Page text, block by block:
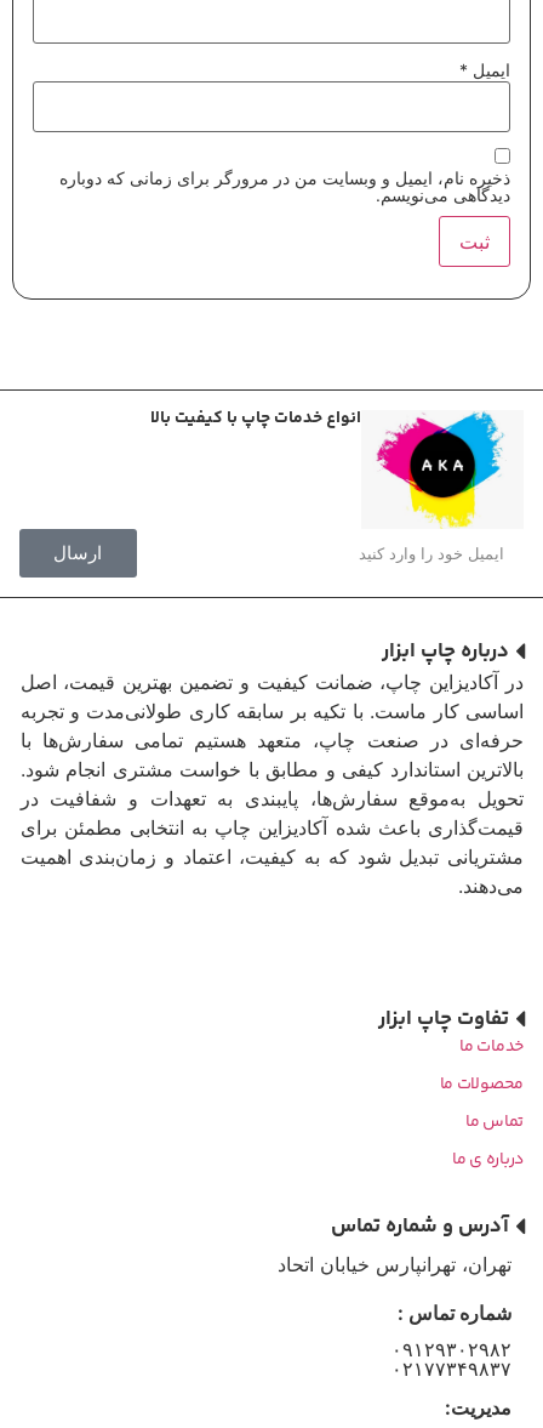
ایمیل *
ذخیره نام، ایمیل و وبسایت من در مرورگر برای زمانی که دوباره
دیدگاهی می‌نویسم.
انواع خدمات چاپ با کیفیت بالا
ارسال
درباره چاپ ابزار
در آکادیزاین چاپ، ضمانت کیفیت و تضمین بهترین قیمت، اصل
اساسی کار ماست. با تکیه بر سابقه کاری طولانی‌مدت و تجربه
حرفه‌ای در صنعت چاپ، متعهد هستیم تمامی سفارش‌ها با
بالاترین استاندارد کیفی و مطابق با خواست مشتری انجام شود.
تحویل به‌موقع سفارش‌ها، پایبندی به تعهدات و شفافیت در
قیمت‌گذاری باعث شده آکادیزاین چاپ به انتخابی مطمئن برای
مشتریانی تبدیل شود که به کیفیت، اعتماد و زمان‌بندی اهمیت
می‌دهند.
تفاوت چاپ ابزار
خدمات ما
محصولات ما
تماس ما
درباره ی ما
آدرس و شماره تماس
تهران، تهرانپارس خیابان اتحاد
شماره تماس :
۰۹۱۲۹۳۰۲۹۸۲
۰۲۱۷۷۳۴۹۸۳۷
مدیریت: